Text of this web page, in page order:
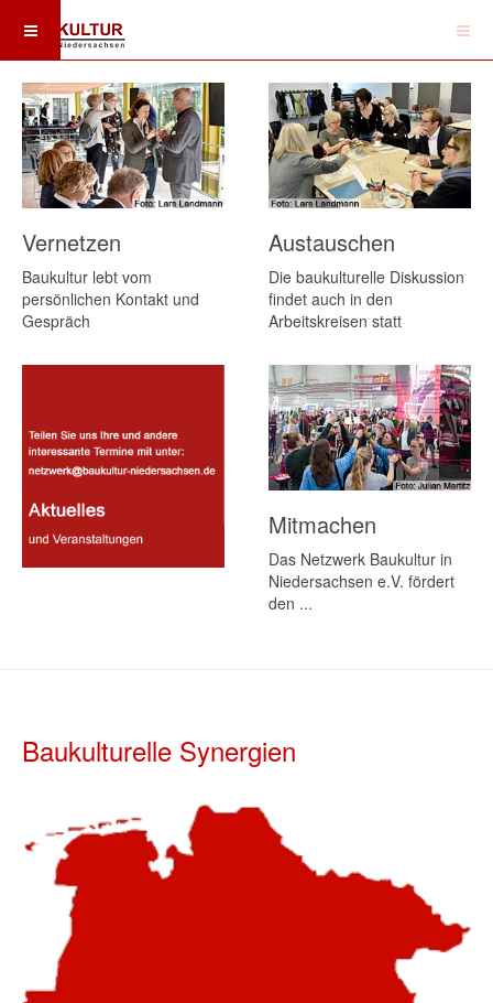
Vernetzen
Baukultur lebt vom
persönlichen Kontakt und
Gespräch
Austauschen
Die baukulturelle Diskussion
findet auch in den
Arbeitskreisen statt
Mitmachen
Das Netzwerk Baukultur in
Niedersachsen e.V. fördert
den ...
Baukulturelle Synergien